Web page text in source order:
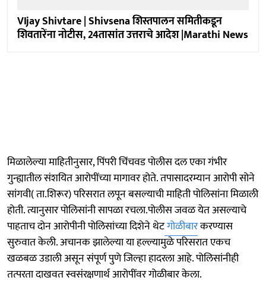
VIjay Shivtare | Shivsena शिस्तपालन समितीकडून
शिवतारेंना नोटीस, 24तासांत उत्तराचे आदेश |Marathi News
मिळालेल्या माहितीनुसार, पिंपरी चिंचवड पोलीस दल एका गंभीर
गुन्ह्यातील संशयित आरोपींच्या मागावर होते. तपासादरम्यान आरोपी सोने
सांगवी( ता.शिरूर) परिसरात लपून बसल्याची माहिती पोलिसांना मिळाली
होती. त्यानुसार पोलिसांनी सापळा रचला.पोलीस जवळ येत असल्याचे
पाहताच दोन आरोपीनी पोलिसांच्या दिशेने थेटगोळीबारकरण्यास
सुरुवात केली. अचानक झालेल्या या हल्ल्यामुळे परिसरात एकच
खळबळ उडाली असून संपूर्ण पुणे जिल्हा हादरला आहे. पोलिसांनीही
तत्परता दाखवत स्वसंरक्षणार्थ आरोपींवर गोळीबार केला.